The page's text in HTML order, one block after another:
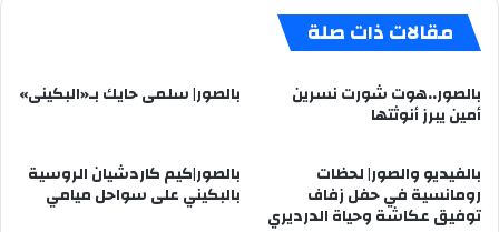
مقالات ذات صلة
بالصور..هوت شورت نسرين
أمين يبرز أنوثتها
بالصور| سلمى حايك بـ«البكينى»
بالفيديو والصور| لحظات
رومانسية في حفل زفاف
توفيق عكاشة وحياة الدرديري
بالصور|كيم كاردشيان الروسية
بالبكيني على سواحل ميامي